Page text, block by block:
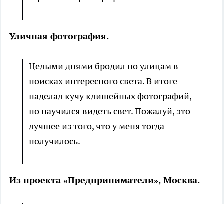
Уличная фотография.
Целыми днями бродил по улицам в
поисках интересного света. В итоге
наделал кучу клишейных фотографий,
но научился видеть свет. Пожалуй, это
лучшее из того, что у меня тогда
получилось.
Из проекта «Предприниматели», Москва.